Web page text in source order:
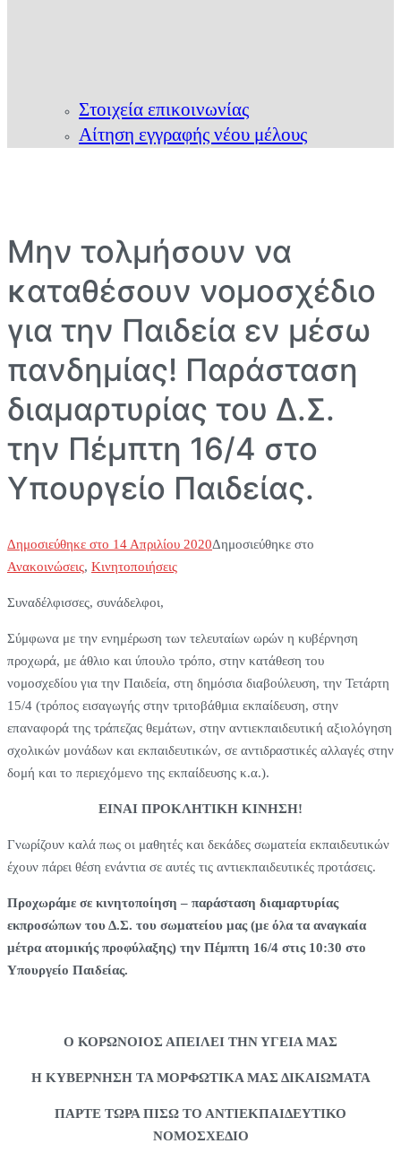
Στοιχεία επικοινωνίας
Αίτηση εγγραφής νέου μέλους
Μην τολμήσουν να
καταθέσουν νομοσχέδιο
για την Παιδεία εν μέσω
πανδημίας! Παράσταση
διαμαρτυρίας του Δ.Σ.
την Πέμπτη 16/4 στο
Υπουργείο Παιδείας.
Δημοσιεύθηκε στο 14 Απριλίου 2020Δημοσιεύθηκε στο
Ανακοινώσεις, Κινητοποιήσεις
Συναδέλφισσες, συνάδελφοι,
Σύμφωνα με την ενημέρωση των τελευταίων ωρών η κυβέρνηση
προχωρά, με άθλιο και ύπουλο τρόπο, στην κατάθεση του
νομοσχεδίου για την Παιδεία, στη δημόσια διαβούλευση, την Τετάρτη
15/4 (τρόπος εισαγωγής στην τριτοβάθμια εκπαίδευση, στην
επαναφορά της τράπεζας θεμάτων, στην αντιεκπαιδευτική αξιολόγηση
σχολικών μονάδων και εκπαιδευτικών, σε αντιδραστικές αλλαγές στην
δομή και το περιεχόμενο της εκπαίδευσης κ.α.).
ΕΙΝΑΙ ΠΡΟΚΛΗΤΙΚΗ ΚΙΝΗΣΗ!
Γνωρίζουν καλά πως οι μαθητές και δεκάδες σωματεία εκπαιδευτικών
έχουν πάρει θέση ενάντια σε αυτές τις αντιεκπαιδευτικές προτάσεις.
Προχωράμε σε κινητοποίηση – παράσταση διαμαρτυρίας
εκπροσώπων του Δ.Σ. του σωματείου μας (με όλα τα αναγκαία
μέτρα ατομικής προφύλαξης) την Πέμπτη 16/4 στις 10:30 στο
Υπουργείο Παιδείας.
Ο ΚΟΡΩΝΟΙΟΣ ΑΠΕΙΛΕΙ ΤΗΝ ΥΓΕΙΑ ΜΑΣ
Η ΚΥΒΕΡΝΗΣΗ ΤΑ ΜΟΡΦΩΤΙΚΑ ΜΑΣ ΔΙΚΑΙΩΜΑΤΑ
ΠΑΡΤΕ ΤΩΡΑ ΠΙΣΩ ΤΟ ΑΝΤΙΕΚΠΑΙΔΕΥΤΙΚΟ
ΝΟΜΟΣΧΕΔΙΟ